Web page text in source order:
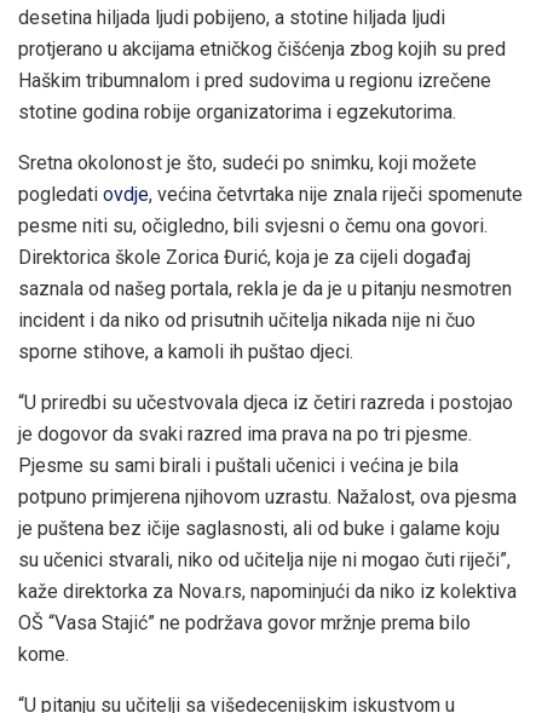
desetina hiljada ljudi pobijeno, a stotine hiljada ljudi
protjerano u akcijama etničkog čišćenja zbog kojih su pred
Haškim tribumnalom i pred sudovima u regionu izrečene
stotine godina robije organizatorima i egzekutorima.
Sretna okolonost je što, sudeći po snimku, koji možete
pogledati ovdje, većina četvrtaka nije znala riječi spomenute
pesme niti su, očigledno, bili svjesni o čemu ona govori.
Direktorica škole Zorica Đurić, koja je za cijeli događaj
saznala od našeg portala, rekla je da je u pitanju nesmotren
incident i da niko od prisutnih učitelja nikada nije ni čuo
sporne stihove, a kamoli ih puštao djeci.
“U priredbi su učestvovala djeca iz četiri razreda i postojao
je dogovor da svaki razred ima prava na po tri pjesme.
Pjesme su sami birali i puštali učenici i većina je bila
potpuno primjerena njihovom uzrastu. Nažalost, ova pjesma
je puštena bez ičije saglasnosti, ali od buke i galame koju
su učenici stvarali, niko od učitelja nije ni mogao čuti riječi”,
kaže direktorka za Nova.rs, napominjući da niko iz kolektiva
OŠ “Vasa Stajić” ne podržava govor mržnje prema bilo
kome.
“U pitanju su učitelji sa višedecenijskim iskustvom u